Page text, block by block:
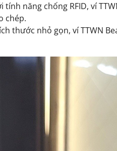
tính năng chống RFID, ví
chép.
thước nhỏ gọn, ví TTWN